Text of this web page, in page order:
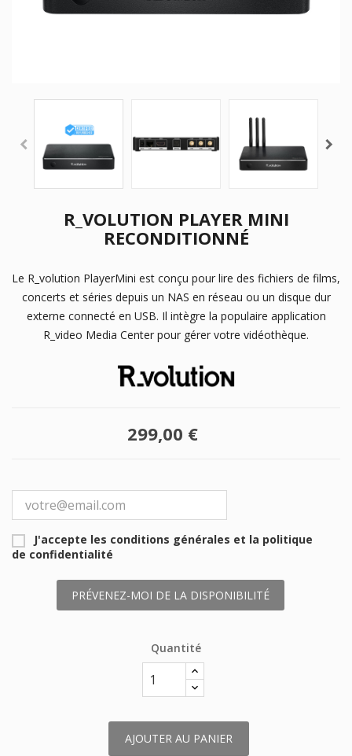
R_VOLUTION PLAYER MINI
RECONDITIONNÉ
Le R_volution PlayerMini est conçu pour lire des fichiers de films,
concerts et séries depuis un NAS en réseau ou un disque dur
externe connecté en USB. Il intègre la populaire application
R_video Media Center pour gérer votre vidéothèque.
299,00 €
J'accepte les conditions générales et la politique
de confidentialité
PRÉVENEZ-MOI DE LA DISPONIBILITÉ
Quantité
AJOUTER AU PANIER